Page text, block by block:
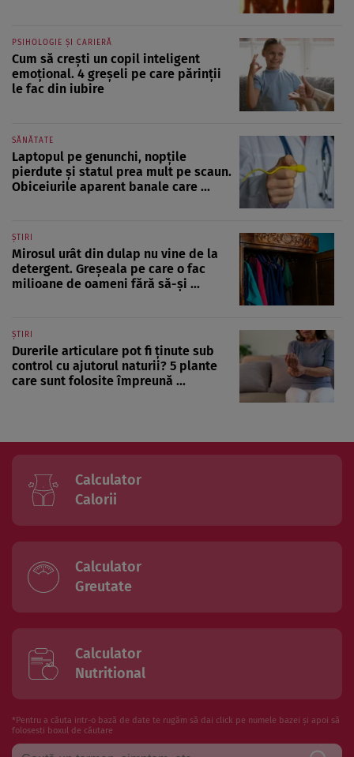
PSIHOLOGIE ȘI CARIERĂ
Cum să crești un copil inteligent
emoțional. 4 greșeli pe care părinții
le fac din iubire
SĂNĂTATE
Laptopul pe genunchi, nopțile
pierdute și statul prea mult pe scaun.
Obiceiurile aparent banale care ...
ȘTIRI
Mirosul urât din dulap nu vine de la
detergent. Greșeala pe care o fac
milioane de oameni fără să-și ...
ȘTIRI
Durerile articulare pot fi ținute sub
control cu ajutorul naturii? 5 plante
care sunt folosite împreună ...
Calculator
Calorii
Calculator
Greutate
Calculator
Nutritional
*Pentru a căuta intr-o bază de date te rugăm să dai click pe numele bazei și apoi să
folosesti boxul de căutare